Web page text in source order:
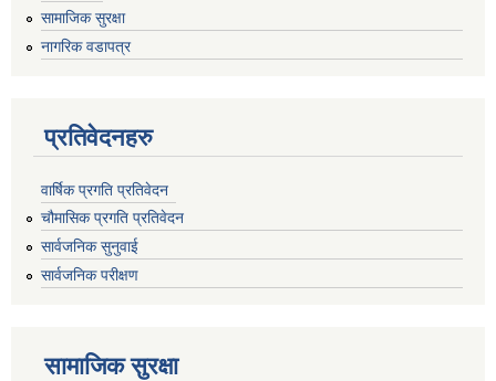
सामाजिक सुरक्षा
नागरिक वडापत्र
प्रतिवेदनहरु
वार्षिक प्रगति प्रतिवेदन
चौमासिक प्रगति प्रतिवेदन
सार्वजनिक सुनुवाई
सार्वजनिक परीक्षण
सामाजिक सुरक्षा